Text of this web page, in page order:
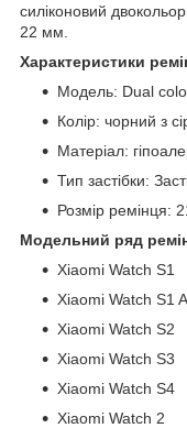
силіконовий
22 мм.
Характеристики
Модель: Dual
Колір: чорний з
Матеріал:
Тип застібки:
Розмір ремінця:
Модельний ряд
Xiaomi Watch S1
Xiaomi Watch S1
Xiaomi Watch S2
Xiaomi Watch S3
Xiaomi Watch S4
Xiaomi Watch 2